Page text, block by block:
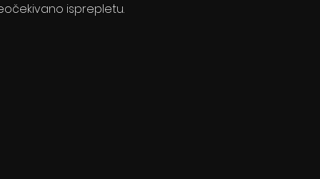
isprepletu.